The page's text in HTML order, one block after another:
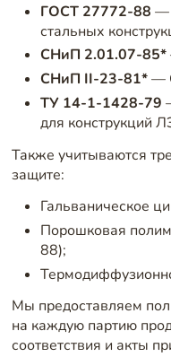
ГОСТ 27772-88 —
стальных
СНиП 2.01.07-85*
СНиП II-23-81*—
ТУ 14-1-1428-79
для конструкций
Также учитываются
защите:
Гальваническое
Порошковая
88);
Мы предоставляем
на каждую партию
соответствия и акты